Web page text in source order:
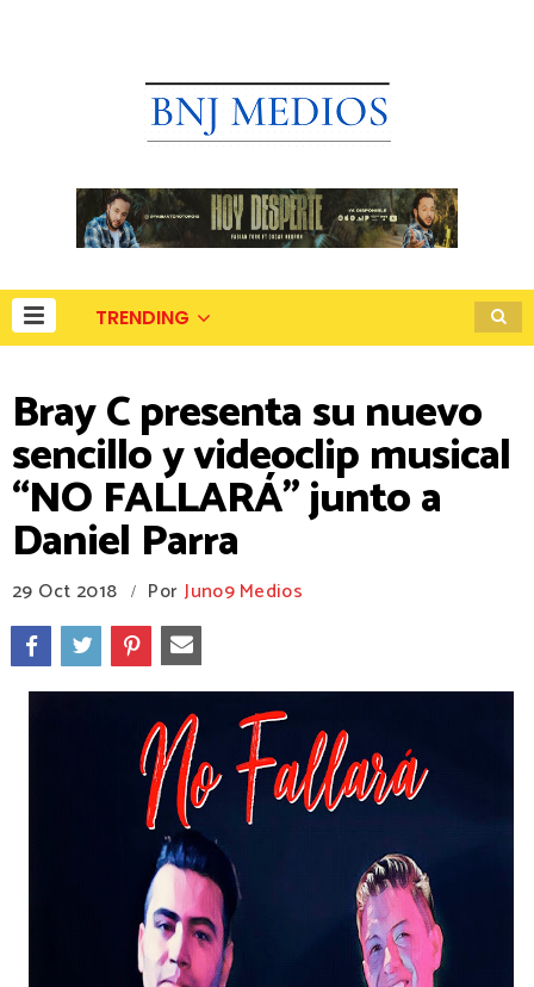
TRENDING
Bray C presenta su nuevo
sencillo y videoclip musical
“NO FALLARÁ” junto a
Daniel Parra
29 Oct 2018 / Por Juno9 Medios